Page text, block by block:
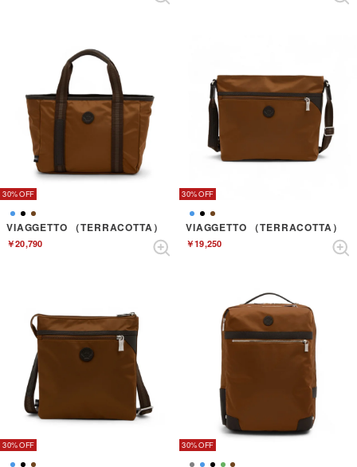
30%
VIAGGETTO （TERRACOTTA）
￥20,790
30%
VIAGGETTO （TERRACOTTA）
￥19,250
30% 30%